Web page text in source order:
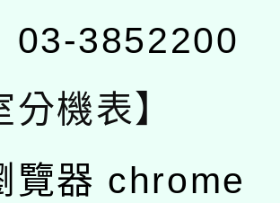
03-3852200
分機表】
覽器 chrome